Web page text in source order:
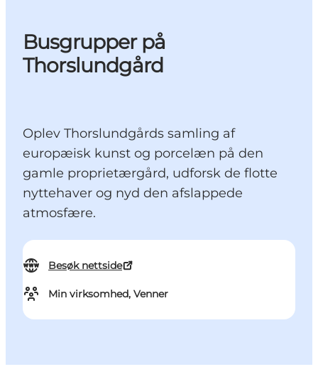
Busgrupper på
Thorslundgård
Oplev Thorslundgårds samling af
europæisk kunst og porcelæn på den
gamle proprietærgård, udforsk de flotte
nyttehaver og nyd den afslappede
atmosfære.
Besøk nettside
Min virksomhed, Venner